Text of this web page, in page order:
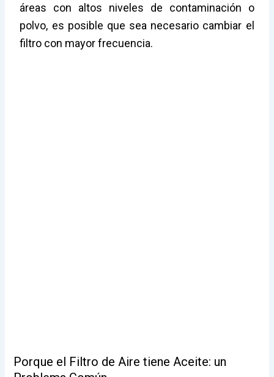
áreas con altos niveles de contaminación o
polvo, es posible que sea necesario cambiar el
filtro con mayor frecuencia.
Porque el Filtro de Aire tiene Aceite: un